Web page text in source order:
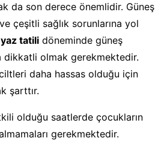
da son derece önemlidir. Güneş
ve çeşitli sağlık sorunlarına yol
yaz tatili döneminde güneş
dikkatli olmak gerekmektedir.
daha hassas olduğu için
şarttır.
olduğu saatlerde çocukların
gerekmektedir.